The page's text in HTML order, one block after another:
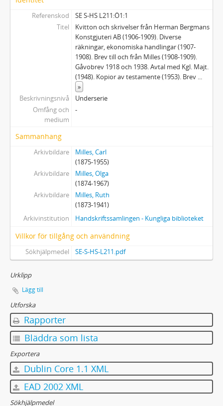
Ö4:6 - Styrelseledamoten Christoffer Gottliebs arkiv: Handlingar rörande byggnationer.
Ö4:7 - Styrelseledamoten Christoffer Gottliebs arkiv: Diverse handlingar rörande Stiftelsen (kopior).
Ö4:8 - Styrelseledamoten Christoffer Gottliebs arkiv: Personalärenden.
Ö5:1 - Ett kuvert med osorterat material (korrespondens, kopior av protokoll, o. dyl.).
Ö5:2 - Ett kuvert med osorterat material (ekonomihandlingar, korrespondens, kopior av protokoll, o. dyl.).
Referenskod
SE S-HS L211:Ö1:1
Titel
Kvitton och skrivelser från Herman Bergmans
Konstgjuteri AB (1906-1909). Diverse
räkningar, ekonomiska handlingar (1907-
1908). Brev till och från Milles (1908-1909).
Gåvobrev 1918 och 1938. Avtal med Kgl. Majt.
(1948). Kopior av testamente (1953). Brev ...
»
Beskrivningsnivå
Underserie
Omfång och
medium
-
Sammanhang
Arkivbildare
Milles, Carl
(1875-1955)
Arkivbildare
Milles, Olga
(1874-1967)
Arkivbildare
Milles, Ruth
(1873-1941)
Arkivinstitution
Handskriftssamlingen - Kungliga biblioteket
Villkor för tillgång och användning
Sökhjälpmedel SE-S-HS-L211.pdf
Urklipp
Lägg till
Utforska
Rapporter
Bläddra som lista
Exportera
Dublin Core 1.1 XML
EAD 2002 XML
Sökhjälpmedel